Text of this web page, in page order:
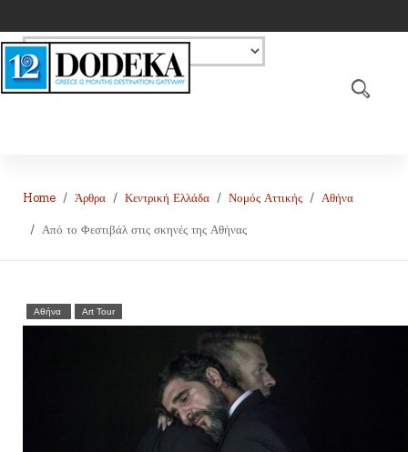
Home Άρθρα Κεντρική Ελλάδα Νομός Αττικής Αθήνα
Από το Φεστιβάλ στις σκηνές της Αθήνας
Αθήνα Art Tour